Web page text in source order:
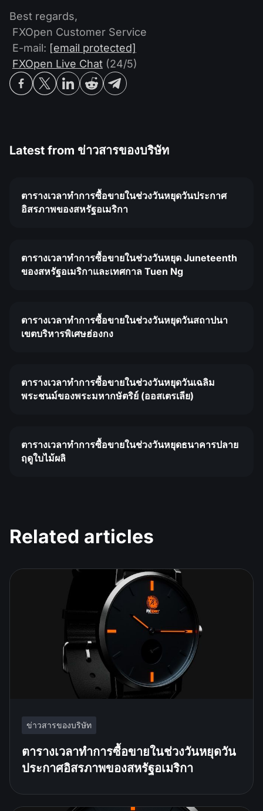
Best regards,
FXOpen Customer Service
E-mail: [email protected]
FXOpen Live Chat (24/5)
Latest from ข่าวสารของบริษัท
ตารางเวลาทำการซื้อขายในช่วงวันหยุดวันประกาศ
อิสรภาพของสหรัฐอเมริกา
ตารางเวลาทำการซื้อขายในช่วงวันหยุด Juneteenth
ของสหรัฐอเมริกาและเทศกาล Tuen Ng
ตารางเวลาทำการซื้อขายในช่วงวันหยุดวันสถาปนา
เขตบริหารพิเศษฮ่องกง
ตารางเวลาทำการซื้อขายในช่วงวันหยุดวันเฉลิม
พระชนม์ของพระมหากษัตริย์ (ออสเตรเลีย)
ตารางเวลาทำการซื้อขายในช่วงวันหยุดธนาคารปลาย
ฤดูใบไม้ผลิ
Related articles
ข่าวสารของบริษัท
ตารางเวลาทำการซื้อขายในช่วงวันหยุดวัน
ประกาศอิสรภาพของสหรัฐอเมริกา